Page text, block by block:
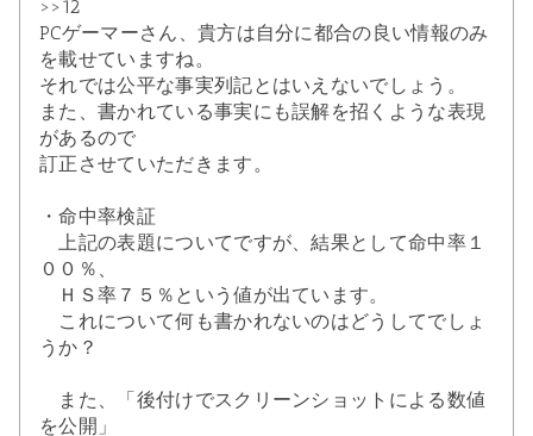
>>12
PCゲーマーさん、貴方は自分に都合の良い情報のみ
を載せていますね。
それでは公平な事実列記とはいえないでしょう。
また、書かれている事実にも誤解を招くような表現
があるので
訂正させていただきます。
・命中率検証
上記の表題についてですが、結果として命中率１
００％、
ＨＳ率７５％という値が出ています。
これについて何も書かれないのはどうしてでしょ
うか？
また、「後付けでスクリーンショットによる数値
を公開」